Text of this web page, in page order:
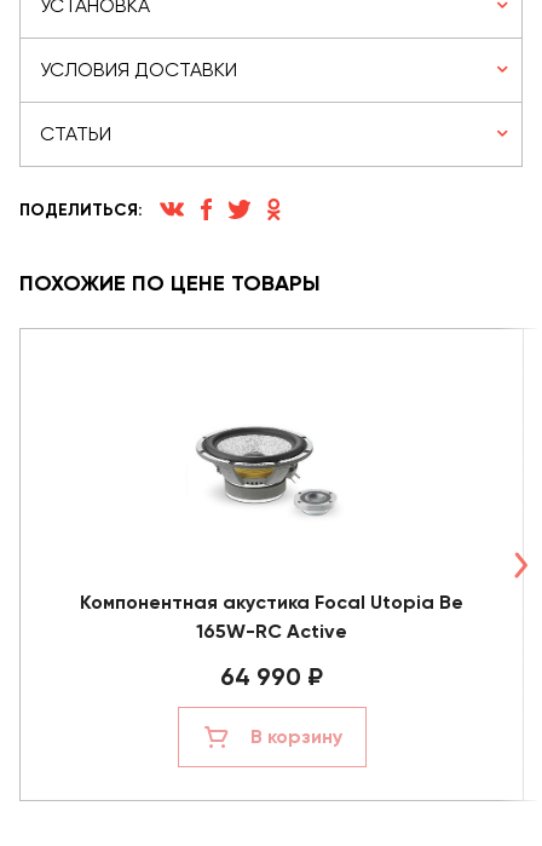
УСТАНОВКА
УСЛОВИЯ ДОСТАВКИ
СТАТЬИ
ПОДЕЛИТЬСЯ:
ПОХОЖИЕ ПО ЦЕНЕ ТОВАРЫ
Компонентная акустика Focal Utopia Be
165W-RC Active
64 990 ₽
В корзину